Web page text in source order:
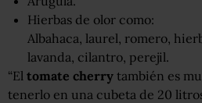
Hierbas de olor como:
Albahaca, laurel, romero,
lavanda, cilantro, perejil.
“El tomate cherry también es
tenerlo en una cubeta de 20